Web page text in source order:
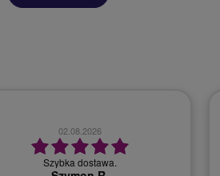
bardzo dobry kontakt, szybka realizacja
zamówienia